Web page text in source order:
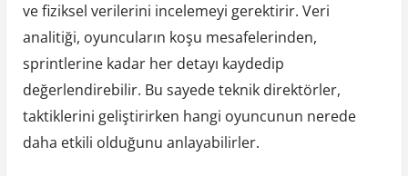
ve fiziksel verilerini incelemeyi gerektirir. Veri
analitiği, oyuncuların koşu mesafelerinden,
sprintlerine kadar her detayı kaydedip
değerlendirebilir. Bu sayede teknik direktörler,
taktiklerini geliştirirken hangi oyuncunun nerede
daha etkili olduğunu anlayabilirler.